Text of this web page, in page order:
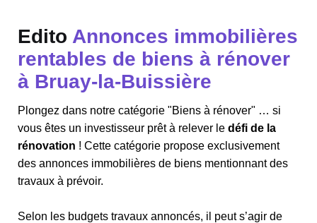
Edito Annonces immobilières
rentables de biens à rénover
à Bruay-la-Buissière
Plongez dans notre catégorie "Biens à rénover" … si
vous êtes un investisseur prêt à relever le défi de la
rénovation ! Cette catégorie propose exclusivement
des annonces immobilières de biens mentionnant des
travaux à prévoir.
Selon les budgets travaux annoncés, il peut s’agir de